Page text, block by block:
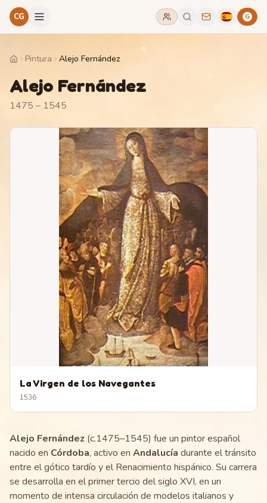
CG G
HomePintura Alejo Fernández
Alejo Fernández
1475 – 1545
La Virgen de los Navegantes
1536
Alejo Fernández (c.1475–1545) fue un pintor español
nacido en Córdoba, activo en Andalucía durante el tránsito
entre el gótico tardío y el Renacimiento hispánico. Su carrera
se desarrolla en el primer tercio del siglo XVI, en un
momento de intensa circulación de modelos italianos y